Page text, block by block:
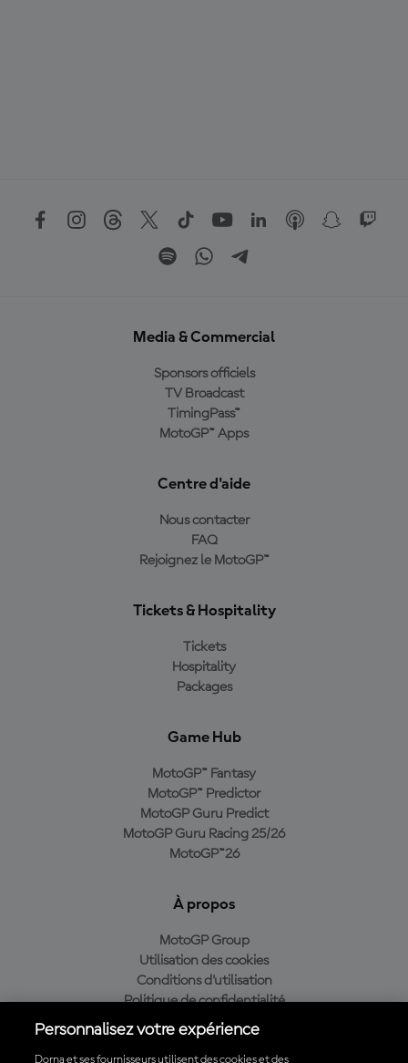
Media & Commercial
Sponsors officiels
TV Broadcast
TimingPass™
MotoGP™ Apps
Centre d'aide
Nous contacter
FAQ
Rejoignez le MotoGP™
Tickets & Hospitality
Tickets
Hospitality
Packages
Game Hub
MotoGP™ Fantasy
MotoGP™ Predictor
MotoGP Guru Predict
MotoGP Guru Racing 25/26
MotoGP™26
À propos
MotoGP Group
Utilisation des cookies
Conditions d'utilisation
Politique de confidentialité
Politique d’achat
Personnalisez votre expérience
Dorna et ses fournisseurs utilisent des cookies et des